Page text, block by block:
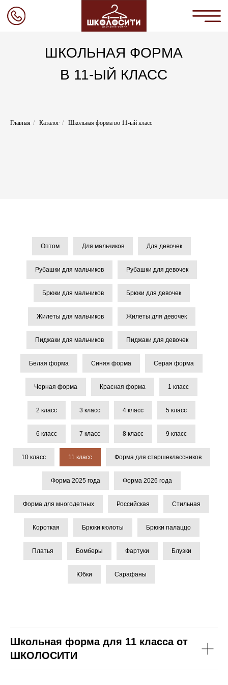
Коллекции О нас
Каталог
В 11-ЫЙ КЛАСС
Главная / Каталог / Школьная форма во 11-ый класс
Оптом Для мальчиков Для девочек
Рубашки для мальчиков Рубашки для девочек
Брюки для мальчиков Брюки для девочек
Жилеты для мальчиков Жилеты для девочек
Пиджаки для мальчиков Пиджаки для девочек
Белая форма Синяя форма Серая форма
Черная форма Красная форма 1 класс
2 класс 3 класс 4 класс 5 класс
6 класс 7 класс 8 класс 9 класс
10 класс 11 класс Форма для старшеклассников
Форма 2025 года Форма 2026 года
Форма для многодетных Российская Стильная
Короткая Брюки кюлоты Брюки палаццо
Платья Бомберы Фартуки Блузки
Юбки Сарафаны
Школьная форма для 11 класса от
ШКОЛОСИТИ